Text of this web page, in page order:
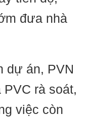
đưa nhà
dự án, PVN
rà soát,
việc còn